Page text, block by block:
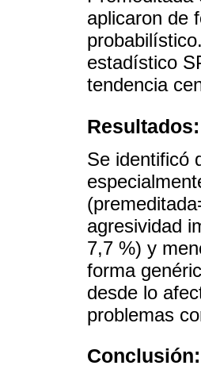
aplicaron de
estadístico
tendencia
Resultados:
Se identificó
agresividad
7,7 %) y
forma
desde lo
problemas
Conclusión: